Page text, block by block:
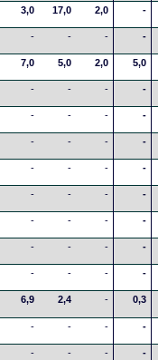
3,0 17,0 2,0 -
- - - -
7,0 5,0 2,0 5,0
- - - -
- - - -
- - - -
- - - -
- - - -
- - - -
- - - -
- - - -
6,9 2,4 - 0,3
- - - -
- - - -